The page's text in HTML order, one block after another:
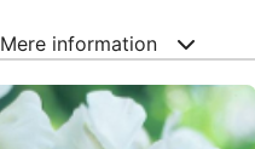
Mere information